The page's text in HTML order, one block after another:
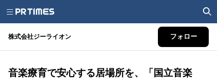
株式会社ジーライオン フォロー
音楽療育で安心する居場所を、「国立音楽